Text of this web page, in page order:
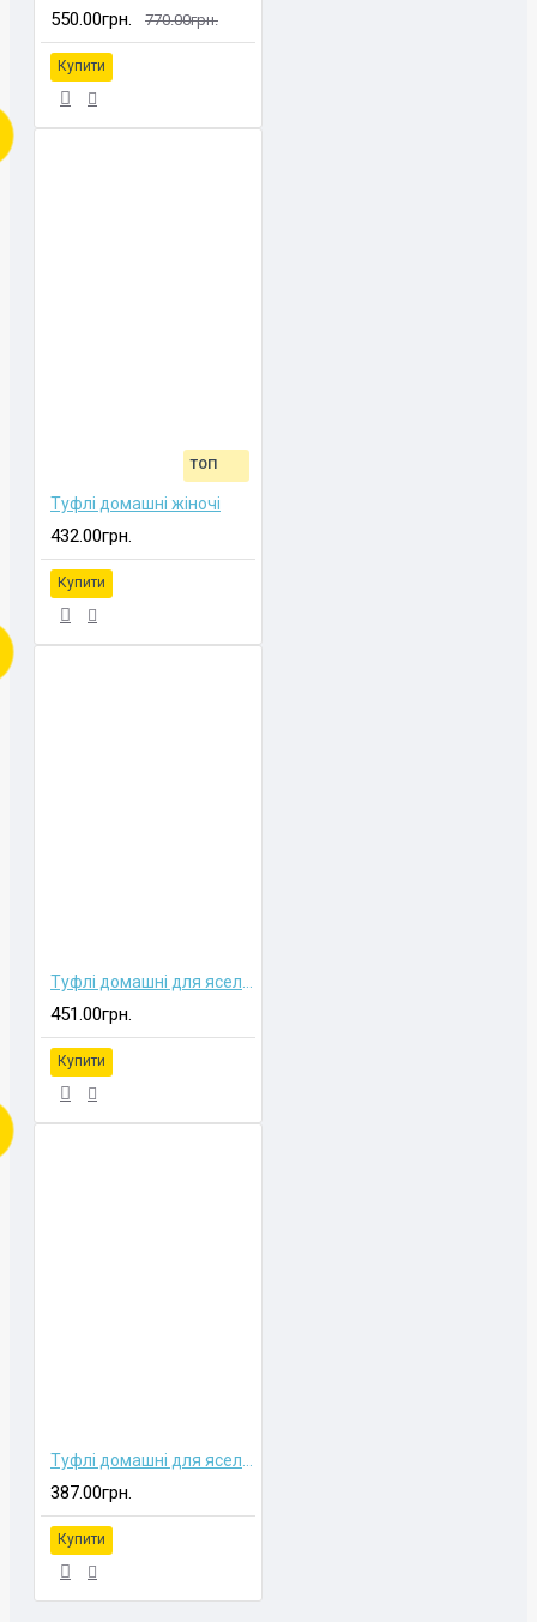
550.00грн. 770.00грн.
Купити
ТОП
Туфлі домашні жіночі
432.00грн.
Купити
451.00грн.
Купити
387.00грн.
Купити